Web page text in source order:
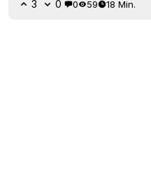
3 0 0 59 18 Min.